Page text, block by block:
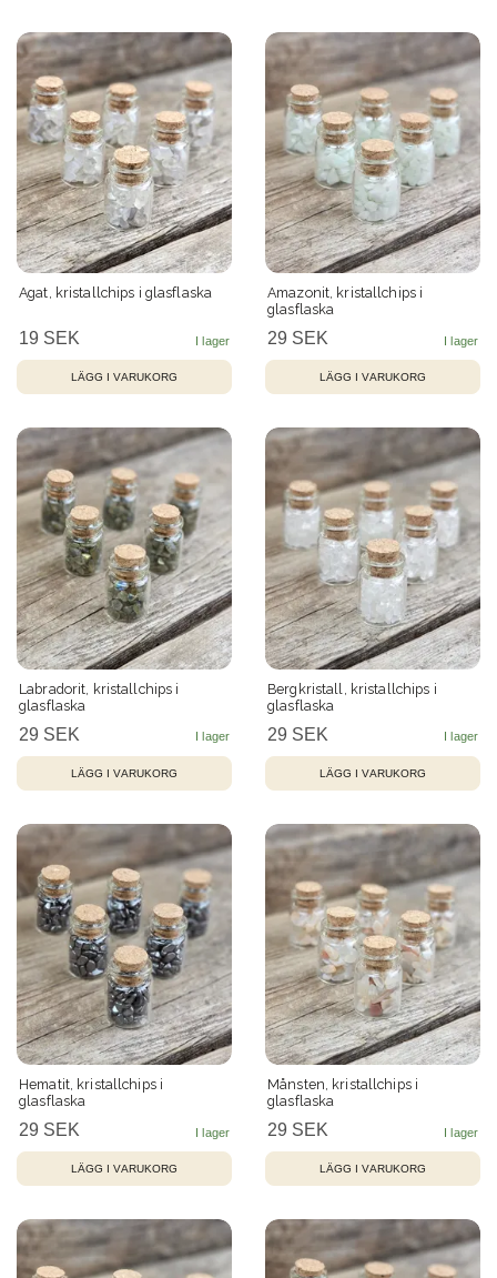
Agat, kristallchips i glasflaska
19 SEK
Amazonit, kristallchips i
glasflaska
29 SEK
Labradorit, kristallchips i
glasflaska
29 SEK
Bergkristall, kristallchips i
glasflaska
29 SEK
Hematit, kristallchips i
glasflaska
29 SEK
Månsten, kristallchips i
glasflaska
29 SEK